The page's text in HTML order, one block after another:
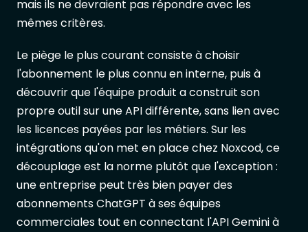
mais ils ne devraient pas répondre avec les
mêmes critères.
Le piège le plus courant consiste à choisir
l'abonnement le plus connu en interne, puis à
découvrir que l'équipe produit a construit son
propre outil sur une API différente, sans lien avec
les licences payées par les métiers. Sur les
intégrations qu'on met en place chez Noxcod, ce
découplage est la norme plutôt que l'exception :
une entreprise peut très bien payer des
abonnements ChatGPT à ses équipes
commerciales tout en connectant l'API Gemini à